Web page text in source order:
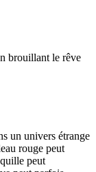
brouillant le rêve
un univers étrange
rouge peut
peut